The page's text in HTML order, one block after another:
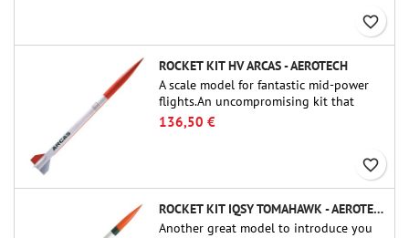
favorite_border
ROCKET KIT HV ARCAS - AEROTECH
A scale model for fantastic mid-power
flights.An uncompromising kit that
allows you to build a replica of one of
the most famous sounding-rocket ever.
136,50 €
favorite_border
ROCKET KIT IQSY TOMAHAWK - AEROTECH
Another great model to introduce you